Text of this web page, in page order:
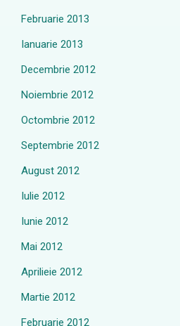
Februarie 2013
Ianuarie 2013
Decembrie 2012
Noiembrie 2012
Octombrie 2012
Septembrie 2012
August 2012
Iulie 2012
Iunie 2012
Mai 2012
Aprilieie 2012
Martie 2012
Februarie 2012